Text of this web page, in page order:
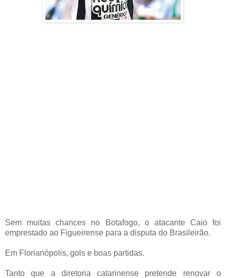
Sem muitas chances no Botafogo, o atacante Caio foi
emprestado ao Figueirense para a disputa do Brasileirão.
Em Florianópolis, gols e boas partidas.
Tanto que a diretoria catarinense pretende renovar o